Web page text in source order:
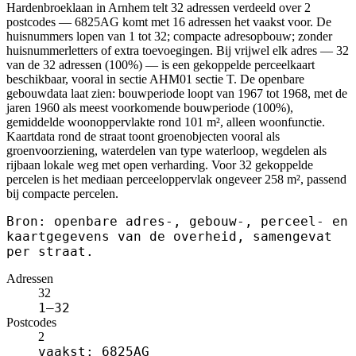
Hardenbroeklaan in Arnhem telt 32 adressen verdeeld over 2
postcodes — 6825AG komt met 16 adressen het vaakst voor. De
huisnummers lopen van 1 tot 32; compacte adresopbouw; zonder
huisnummerletters of extra toevoegingen. Bij vrijwel elk adres — 32
van de 32 adressen (100%) — is een gekoppelde perceelkaart
beschikbaar, vooral in sectie AHM01 sectie T. De openbare
gebouwdata laat zien: bouwperiode loopt van 1967 tot 1968, met de
jaren 1960 als meest voorkomende bouwperiode (100%),
gemiddelde woonoppervlakte rond 101 m², alleen woonfunctie.
Kaartdata rond de straat toont groenobjecten vooral als
groenvoorziening, waterdelen van type waterloop, wegdelen als
rijbaan lokale weg met open verharding. Voor 32 gekoppelde
percelen is het mediaan perceeloppervlak ongeveer 258 m², passend
bij compacte percelen.
Bron: openbare adres-, gebouw-, perceel- en
kaartgegevens van de overheid, samengevat
per straat.
Adressen
32
1–32
Postcodes
2
vaakst: 6825AG